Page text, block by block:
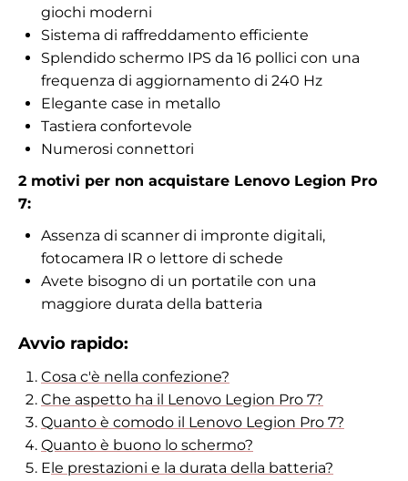
giochi moderni
Sistema di raffreddamento efficiente
Splendido schermo IPS da 16 pollici con una
frequenza di aggiornamento di 240 Hz
Elegante case in metallo
Tastiera confortevole
Numerosi connettori
2 motivi per non acquistare Lenovo Legion Pro
7:
Assenza di scanner di impronte digitali,
fotocamera IR o lettore di schede
Avete bisogno di un portatile con una
maggiore durata della batteria
Avvio rapido:
Cosa c'è nella confezione?
Che aspetto ha il Lenovo Legion Pro 7?
Quanto è comodo il Lenovo Legion Pro 7?
Quanto è buono lo schermo?
E le prestazioni e la durata della batteria?